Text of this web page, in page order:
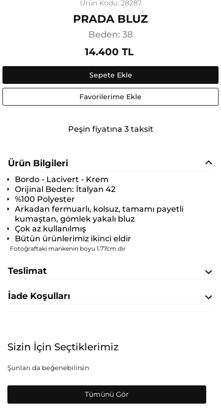
Ürün Kodu: 28287
PRADA BLUZ
Beden: 38
14.400 TL
Sepete Ekle
Favorilerime Ekle
Peşin fiyatına 3 taksit
Ürün Bilgileri
Bordo - Lacivert - Krem
Orijinal Beden: İtalyan 42
%100 Polyester
Arkadan fermuarlı, kolsuz, tamamı payetli
kumaştan, gömlek yakalı bluz
Çok az kullanılmış
Bütün ürünlerimiz ikinci eldir
Fotoğraftaki mankenin boyu 1.77cm.dir
Teslimat
İade Koşulları
Sizin İçin Seçtiklerimiz
Şunları da beğenebilirsin
Tümünü Gör